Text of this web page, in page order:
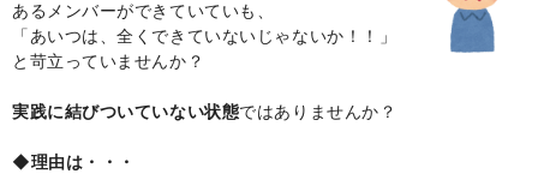
あるメンバーができていていも、
「あいつは、全くできていないじゃないか！！」
と苛立っていませんか？
実践に結びついていない状態ではありませんか？
◆理由は・・・